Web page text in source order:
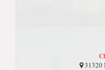
31320